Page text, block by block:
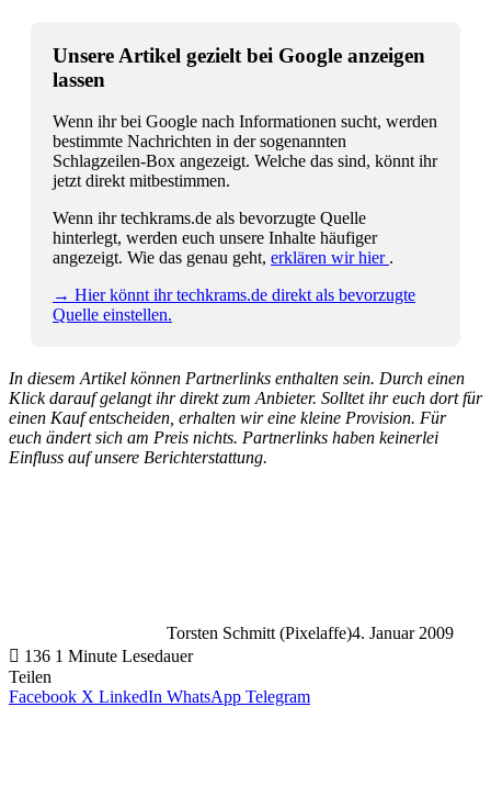
Unsere Artikel gezielt bei Google anzeigen
lassen
Wenn ihr bei Google nach Informationen sucht, werden
bestimmte Nachrichten in der sogenannten
Schlagzeilen-Box angezeigt. Welche das sind, könnt ihr
jetzt direkt mitbestimmen.
Wenn ihr techkrams.de als bevorzugte Quelle
hinterlegt, werden euch unsere Inhalte häufiger
angezeigt. Wie das genau geht, erklären wir hier .
→ Hier könnt ihr techkrams.de direkt als bevorzugte
Quelle einstellen.
In diesem Artikel können Partnerlinks enthalten sein. Durch einen
Klick darauf gelangt ihr direkt zum Anbieter. Solltet ihr euch dort für
einen Kauf entscheiden, erhalten wir eine kleine Provision. Für
euch ändert sich am Preis nichts. Partnerlinks haben keinerlei
Einfluss auf unsere Berichterstattung.
Torsten Schmitt (Pixelaffe)4. Januar 2009
136 1 Minute Lesedauer
Teilen
Facebook X LinkedIn WhatsApp Telegram